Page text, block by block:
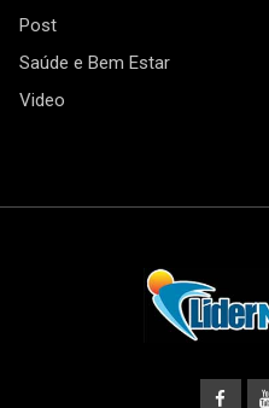
Post
Saúde e Bem Estar
Video